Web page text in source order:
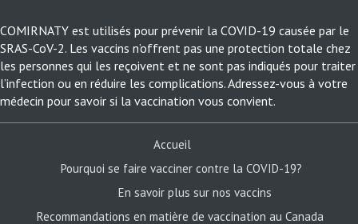
COMIRNATY est utilisés pour prévenir la COVID-19 causée par le
SRAS-CoV-2. Les vaccins n’offrent pas une protection totale chez
les personnes qui les reçoivent et ne sont pas indiqués pour traiter
l’infection ou en réduire les complications. Adressez-vous à votre
médecin pour savoir si la vaccination vous convient.
Accueil
Pourquoi se faire vacciner contre la COVID-19?
En savoir plus sur nos vaccins
Recommandations en matière de vaccination au Canada